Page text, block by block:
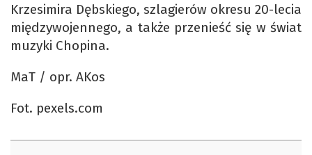
Krzesimira Dębskiego, szlagierów okresu 20-lecia
międzywojennego, a także przenieść się w świat
muzyki Chopina.
MaT / opr. AKos
Fot. pexels.com